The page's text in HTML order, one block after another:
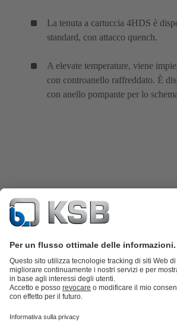
La tenuta a cartuccia 4HDS è
standard, con attacco quench.
A elevate temperature, viene
con controanello raffreddato. È
con anello pompante per lo
Catalogo prodottiKSB SupremeServ: parti di